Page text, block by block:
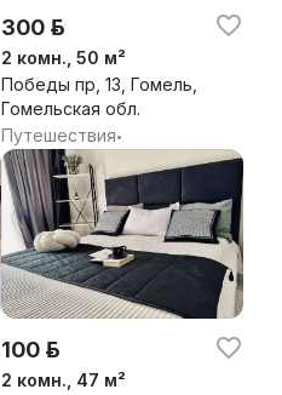
300 р.
2 комн., 50 м²
Победы пр, 13, Гомель,
Гомельская обл.
Путешествия•
100 р.
2 комн., 47 м²